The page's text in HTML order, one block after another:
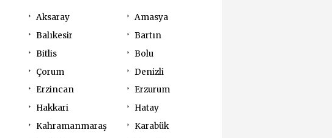
Aksaray
Amasya
Balıkesir
Bartın
Bitlis
Bolu
Çorum
Denizli
Erzincan
Erzurum
Hakkari
Hatay
Kahramanmaraş
Karabük